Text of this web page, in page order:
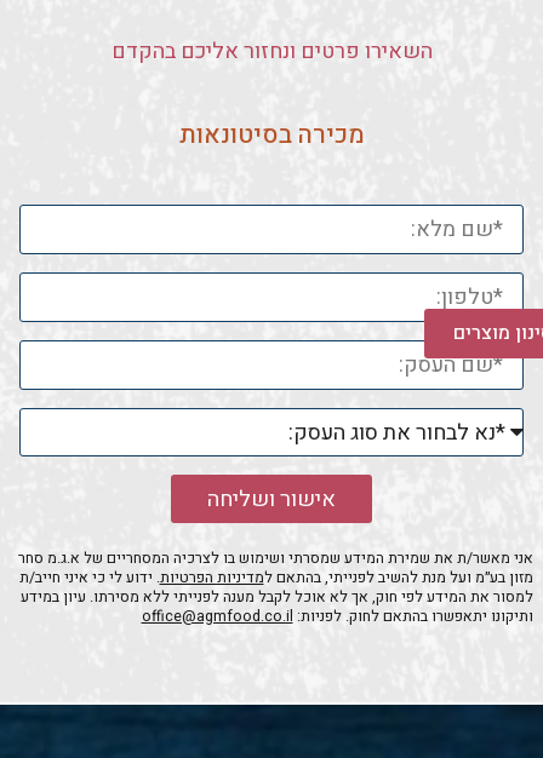
מוצרים
השאירו פרטים ונחזור אליכם בהקדם
מכירה בסיטונאות
אישור ושליחה
אני מאשר/ת את שמירת המידע שמסרתי ושימוש בו לצרכיה המסחריים של א.ג.מ סחר
מזון בע״מ ועל מנת להשיב לפנייתי, בהתאם למדיניות הפרטיות. ידוע לי כי איני חייב/ת
למסור את המידע לפי חוק, אך לא אוכל לקבל מענה לפנייתי ללא מסירתו. עיון במידע
ותיקונו יתאפשרו בהתאם לחוק. לפניות: office@agmfood.co.il